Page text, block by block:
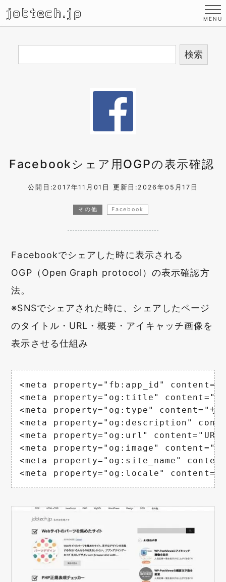
jobtech.jp
Facebookシェア用OGPの表示確認
公開日:2017年11月01日 更新日:2026年05月17日
その他 Facebook
Facebookでシェアした時に表示される
OGP（Open Graph protocol）の表示確認方
法。
※SNSでシェアされた時に、シェアしたページ
のタイトル・URL・概要・アイキャッチ画像を
表示させる仕組み
<meta property="fb:app_id" content="FB
<meta property="og:title" content="タイ
<meta property="og:type" content="サイト
<meta property="og:description"
<meta property="og:url" content="URL
<meta property="og:image" content="表示
<meta property="og:site_name" content="
<meta property="og:locale"